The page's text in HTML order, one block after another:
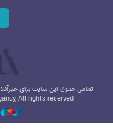
تمامی حقوق این سایت برای
All rights reserved